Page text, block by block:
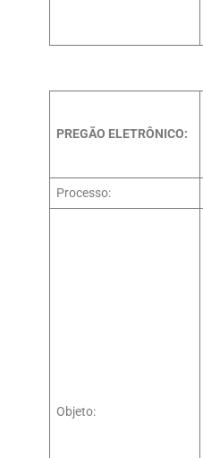
PREGÃO ELETRÔNICO:
Processo:
Objeto: